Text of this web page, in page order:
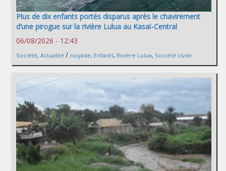
Plus de dix enfants portés disparus après le chavirement
d’une pirogue sur la rivière Lulua au Kasaï-Central
06/08/2026 - 12:43
Société, Actualité / noyade, Enfants, Rivière Lulua, Société civile